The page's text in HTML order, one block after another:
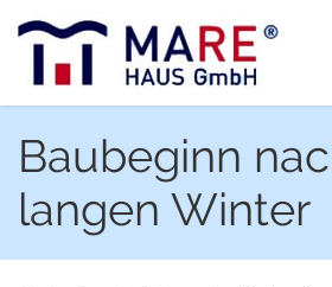
Baubeginn
langen Winter